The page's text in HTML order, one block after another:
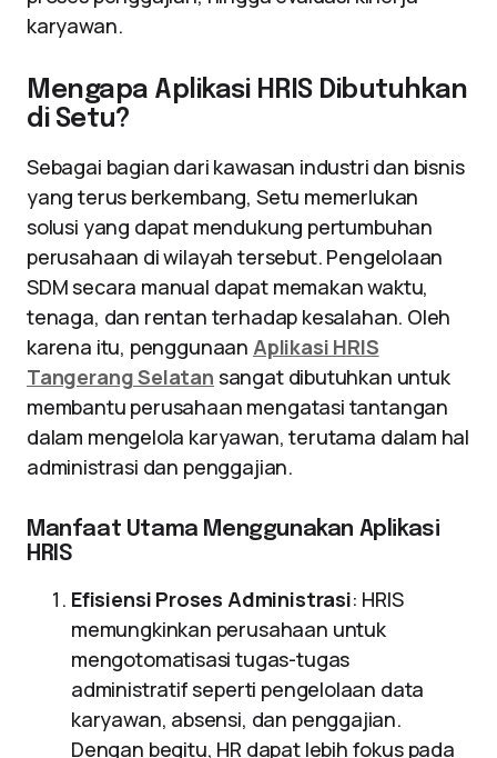
karyawan.
Mengapa Aplikasi HRIS Dibutuhkan
di Setu?
Sebagai bagian dari kawasan industri dan bisnis
yang terus berkembang, Setu memerlukan
solusi yang dapat mendukung pertumbuhan
perusahaan di wilayah tersebut. Pengelolaan
SDM secara manual dapat memakan waktu,
tenaga, dan rentan terhadap kesalahan. Oleh
karena itu, penggunaan Aplikasi HRIS
Tangerang Selatan sangat dibutuhkan untuk
membantu perusahaan mengatasi tantangan
dalam mengelola karyawan, terutama dalam hal
administrasi dan penggajian.
Manfaat Utama Menggunakan Aplikasi
HRIS
Efisiensi Proses Administrasi: HRIS
memungkinkan perusahaan untuk
mengotomatisasi tugas-tugas
administratif seperti pengelolaan data
karyawan, absensi, dan penggajian.
Dengan begitu, HR dapat lebih fokus pada